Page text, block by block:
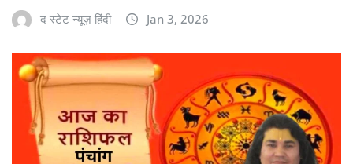
द स्टेट न्यूज़ हिंदी Jan 3, 2026